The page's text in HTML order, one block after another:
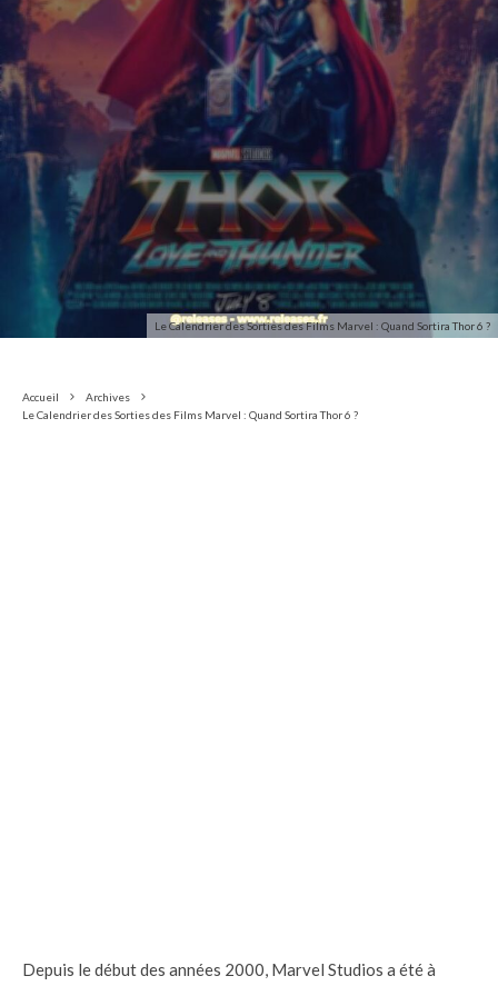
Le Calendrier des Sorties des Films Marvel : Quand Sortira Thor 6 ?
Accueil
Archives
Le Calendrier des Sorties des Films Marvel : Quand Sortira Thor 6 ?
Depuis le début des années 2000, Marvel Studios a été à